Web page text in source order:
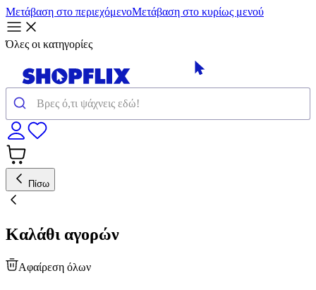
Μετάβαση στο περιεχόμενοΜετάβαση στο κυρίως μενού
Όλες οι κατηγορίες
Πίσω
Καλάθι αγορών
Αφαίρεση όλων